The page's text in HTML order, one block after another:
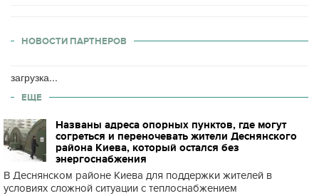
НОВОСТИ ПАРТНЕРОВ
загрузка...
ЕЩЕ
Названы адреса опорных пунктов, где могут
согреться и переночевать жители Деснянского
района Киева, который остался без
энергоснабжения
В Деснянском районе Киева для поддержки жителей в
условиях сложной ситуации с теплоснабжением